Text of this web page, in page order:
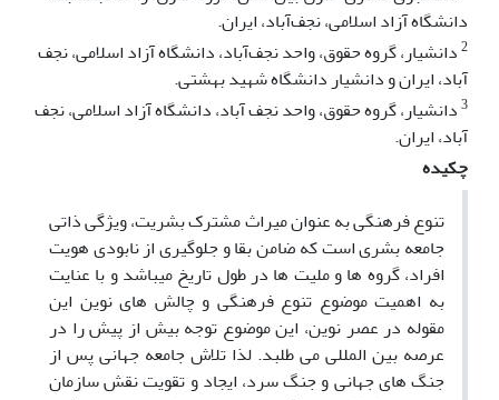
دانشگاه آزاد اسلامی، نجف‌آباد، ایران.
2دانشیار، گروه حقوق، واحد نجف‌آباد، دانشگاه آزاد اسلامی، نجف
‏آباد، ایران و دانشیار دانشگاه شهید بهشتی.
3دانشیار، گروه حقوق، واحد نجف آباد، دانشگاه آزاد اسلامی، نجف
آباد، ایران.
چکیده
تنوع فرهنگی به عنوان میراث مشترک بشریت، ویژگی ذاتی
جامعه بشری است که ضامن بقا و جلوگیری از نابودی هویت
افراد، گروه ها و ملیت ها در طول تاریخ می‎باشد و با عنایت
به اهمیت موضوع تنوع فرهنگی و چالش های نوین این
مقوله در عصر نوین، این موضوع توجه بیش از پیش را در
عرصه بین المللی می طلبد. لذا تلاش جامعه جهانی پس از
جنگ های جهانی و جنگ سرد، ایجاد و تقویت نقش سازمان